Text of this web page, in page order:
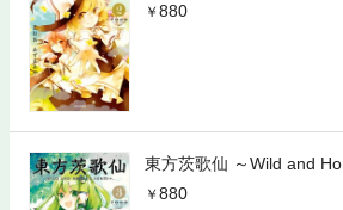
880
東方茨歌仙 ～Wild and
880